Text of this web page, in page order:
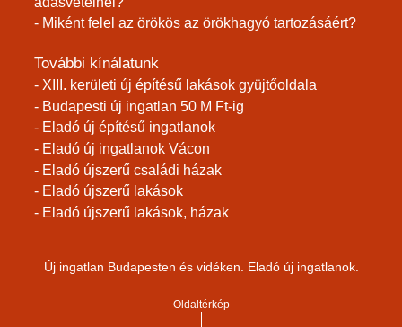
- Miként felel az örökös az örökhagyó tartozásáért?
További kínálatunk
- XIII. kerületi új építésű lakások gyüjtőoldala
- Budapesti új ingatlan 50 M Ft-ig
- Eladó új építésű ingatlanok
- Eladó új ingatlanok Vácon
- Eladó újszerű családi házak
- Eladó újszerű lakások
- Eladó újszerű lakások, házak
Új ingatlan Budapesten és vidéken. Eladó új ingatlanok.
Oldaltérkép